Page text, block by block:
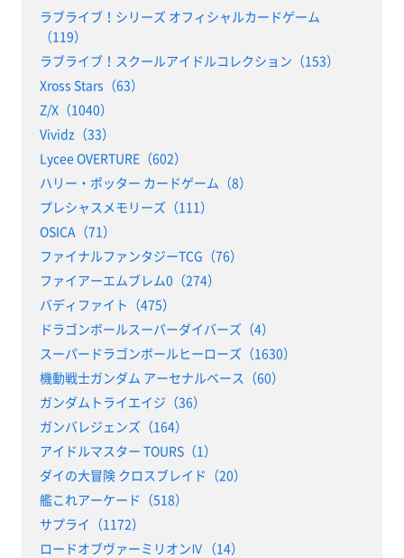
ラブライブ！シリーズ オフィシャルカードゲーム
（119）
ラブライブ！スクールアイドルコレクション（153）
Xross Stars（63）
Z/X（1040）
Vividz（33）
Lycee OVERTURE（602）
ハリー・ポッター カードゲーム（8）
プレシャスメモリーズ（111）
OSICA（71）
ファイナルファンタジーTCG（76）
ファイアーエムブレム0（274）
バディファイト（475）
ドラゴンボールスーパーダイバーズ（4）
スーパードラゴンボールヒーローズ（1630）
機動戦士ガンダム アーセナルベース（60）
ガンダムトライエイジ（36）
ガンバレジェンズ（164）
アイドルマスター TOURS（1）
ダイの大冒険 クロスブレイド（20）
艦これアーケード（518）
サプライ（1172）
ロードオブヴァーミリオンⅣ（14）